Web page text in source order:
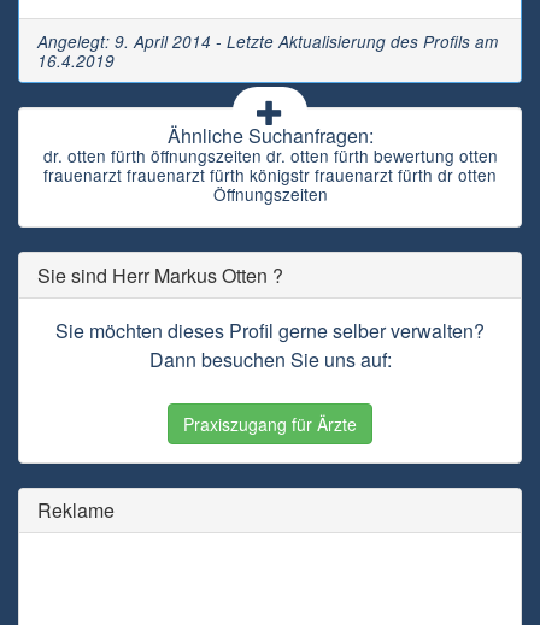
Angelegt: 9. April 2014 - Letzte Aktualisierung des Profils am
16.4.2019
Ähnliche Suchanfragen:
dr. otten fürth öffnungszeiten dr. otten fürth bewertung otten
frauenarzt frauenarzt fürth königstr frauenarzt fürth dr otten
Öffnungszeiten
Sie sind Herr Markus Otten ?
Sie möchten dieses Profil gerne selber verwalten?
Dann besuchen Sie uns auf:
Praxiszugang für Ärzte
Reklame